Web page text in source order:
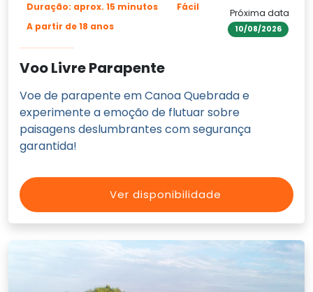
Próxima data
10/08/2026
Duração: aprox. 15 minutos
Fácil
A partir de 18 anos
Voo Livre Parapente
Voe de parapente em Canoa Quebrada e
experimente a emoção de flutuar sobre
paisagens deslumbrantes com segurança
garantida!
Ver disponibilidade